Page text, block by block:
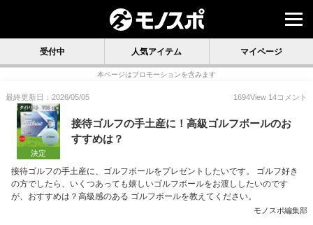
受付中 人気アイテム マイページ
本ページはプロモーションを含みます
最終更新日：2026/05/05 1694View 14コメント
決定
接待ゴルフの手土産に！高級ゴルフボールのお
すすめは？
接待ゴルフの手土産に、ゴルフボールをプレゼントしたいです。 ゴルフ好き
の方でしたら、いくつあっても嬉しいゴルフボールをお渡ししたいのです
が、おすすめは？高級感のある ゴルフボールを教えてください。
モノスポ編集部